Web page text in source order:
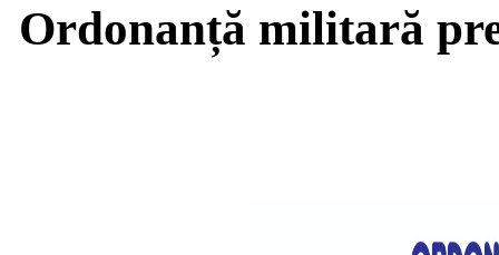
Ordonanță militară